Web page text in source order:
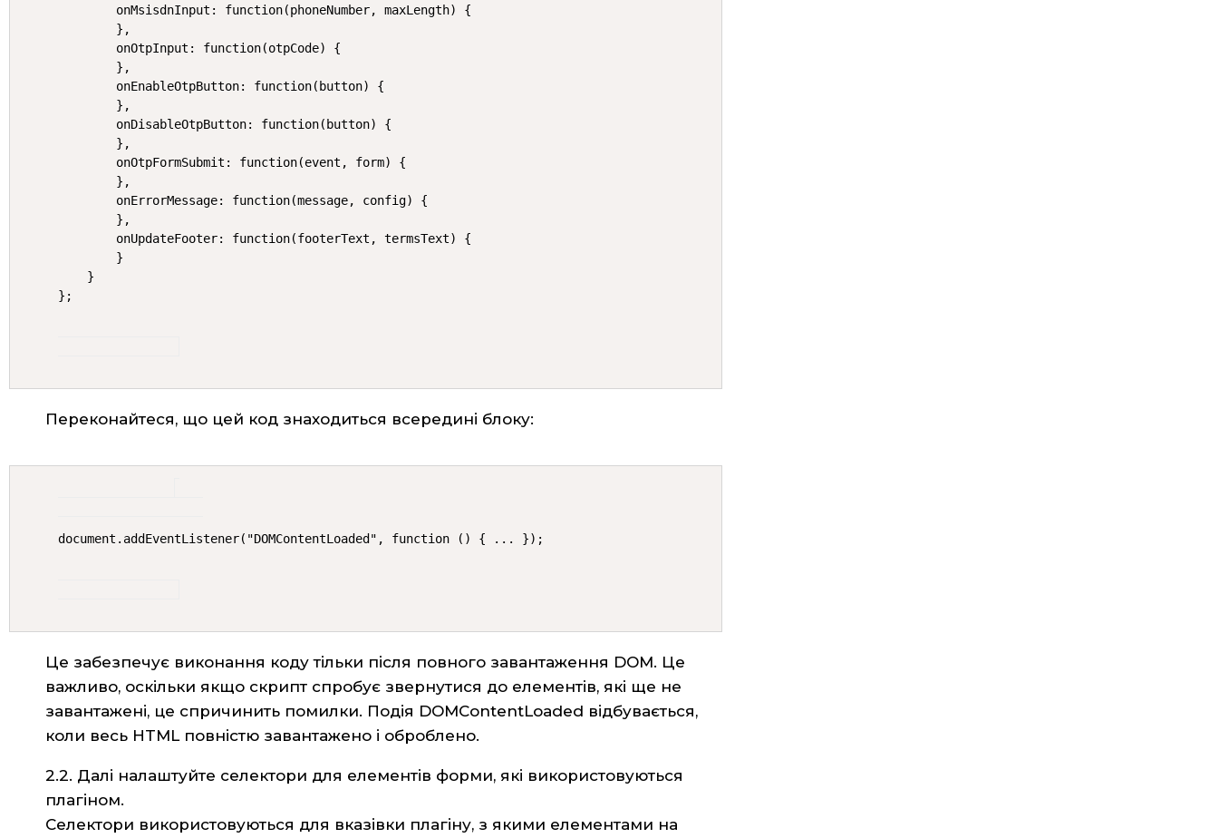
        onMsisdnInput: function(phoneNumber, maxLength) {
        },
        onOtpInput: function(otpCode) {
        },
        onEnableOtpButton: function(button) {
        },
        onDisableOtpButton: function(button) {
        },
        onOtpFormSubmit: function(event, form) {
        },
        onErrorMessage: function(message, config) {
        },
        onUpdateFooter: function(footerText, termsText) {
        }
    }
};
Переконайтеся, що цей код знаходиться всередині блоку:
document.addEventListener("DOMContentLoaded", function () { ... });
Це забезпечує виконання коду тільки після повного завантаження DOM. Це
важливо, оскільки якщо скрипт спробує звернутися до елементів, які ще не
завантажені, це спричинить помилки. Подія DOMContentLoaded відбувається,
коли весь HTML повністю завантажено і оброблено.
2.2. Далі налаштуйте селектори для елементів форми, які використовуються
плагіном.
Селектори використовуються для вказівки плагіну, з якими елементами на